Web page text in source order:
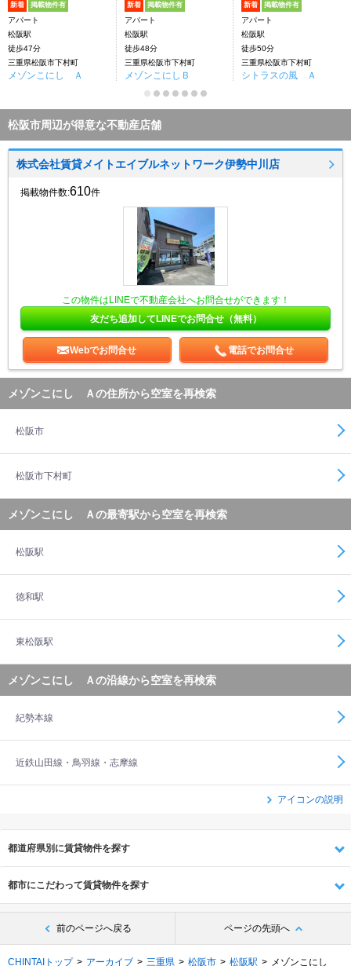
新着 掲載物件有
アパート
松阪駅
徒歩47分
三重県松阪市下村町
メゾンこにし Ａ
新着 掲載物件有
アパート
松阪駅
徒歩48分
三重県松阪市下村町
メゾンこにしＢ
新着 掲載物件有
アパート
松阪駅
徒歩50分
三重県松阪市下村町
シトラスの風 Ａ
松阪市周辺が得意な不動産店舗
株式会社賃貸メイトエイブルネットワーク伊勢中川店
掲載物件数:610件
この物件はLINEで不動産会社へお問合せができます！
友だち追加してLINEでお問合せ（無料）
Webでお問合せ 電話でお問合せ
メゾンこにし Ａの住所から空室を再検索
松阪市
松阪市下村町
メゾンこにし Ａの最寄駅から空室を再検索
松阪駅
徳和駅
東松阪駅
メゾンこにし Ａの沿線から空室を再検索
紀勢本線
近鉄山田線・鳥羽線・志摩線
アイコンの説明
都道府県別に賃貸物件を探す
都市にこだわって賃貸物件を探す
前のページへ戻る ページの先頭へ
CHINTAIトップ アーカイブ 三重県 松阪市 松阪駅 メゾンこにし